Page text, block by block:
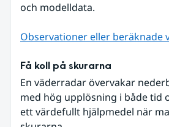
och modelldata.
Observationer eller beräknade
Få koll på skurarna
En väderradar övervakar
med hög upplösning i både tid
ett värdefullt hjälpmedel när